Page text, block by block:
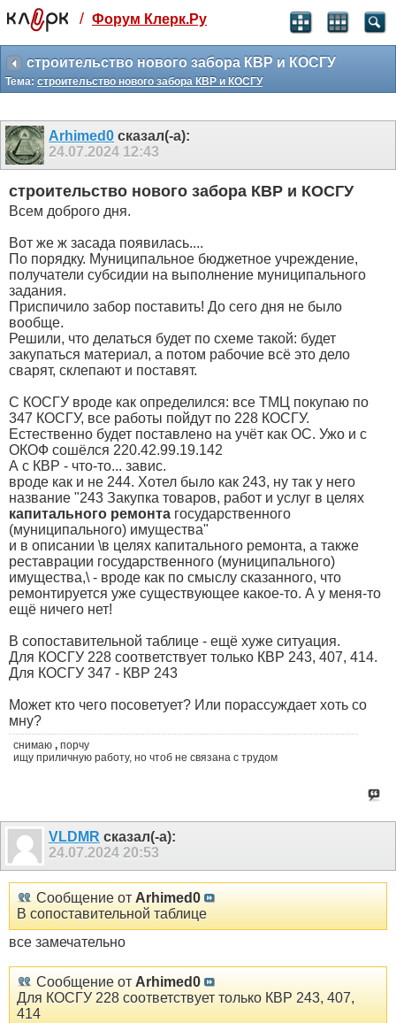
Святые угодники, Клерк без рекламы
прекрасен:)
месяц
3 месяца
259 ₽
-10%
499 ₽
-15%
/ Форум Клерк.Ру
строительство нового забора КВР и КОСГУ
Тема: строительство нового забора КВР и КОСГУ
Arhimed0 сказал(-а):
24.07.2024 12:43
строительство нового забора КВР и КОСГУ
Всем доброго дня.
Вот же ж засада появилась....
По порядку. Муниципальное бюджетное учреждение,
получатели субсидии на выполнение муниципального
задания.
Приспичило забор поставить! До сего дня не было
вообще.
Решили, что делаться будет по схеме такой: будет
закупаться материал, а потом рабочие всё это дело
сварят, склепают и поставят.
С КОСГУ вроде как определился: все ТМЦ покупаю по
347 КОСГУ, все работы пойдут по 228 КОСГУ.
Естественно будет поставлено на учёт как ОС. Ужо и с
ОКОФ сошёлся 220.42.99.19.142
А с КВР - что-то... завис.
вроде как и не 244. Хотел было как 243, ну так у него
название "243 Закупка товаров, работ и услуг в целях
капитального ремонта государственного
(муниципального) имущества"
и в описании \в целях капитального ремонта, а также
реставрации государственного (муниципального)
имущества,\ - вроде как по смыслу сказанного, что
ремонтируется уже существующее какое-то. А у меня-то
ещё ничего нет!
В сопоставительной таблице - ещё хуже ситуация.
Для КОСГУ 228 соответствует только КВР 243, 407, 414.
Для КОСГУ 347 - КВР 243
Может кто чего посоветует? Или порассуждает хоть со
мну?
снимаю , порчу
ищу приличную работу, но чтоб не связана с трудом
VLDMR сказал(-а):
24.07.2024 20:53
Сообщение от Arhimed0
В сопоставительной таблице
все замечательно
Сообщение от Arhimed0
Для КОСГУ 228 соответствует только КВР 243, 407,
414